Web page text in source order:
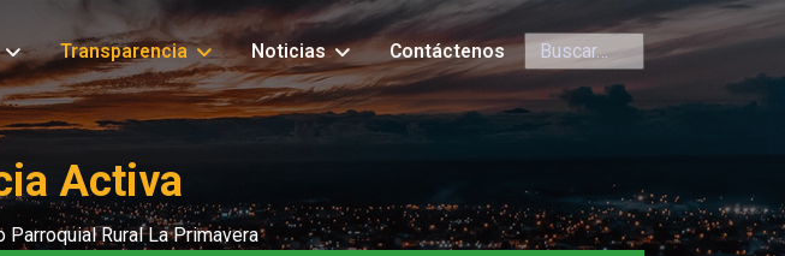
Transparencia Noticias Contáctenos Buscar
Activa
Rural La Primavera